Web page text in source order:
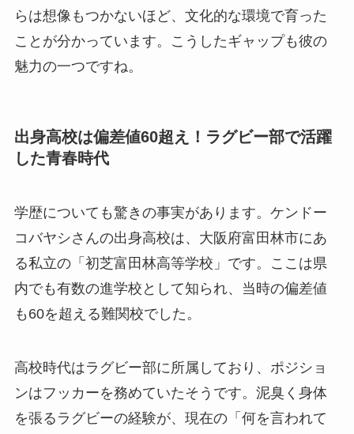
らは想像もつかないほど、文化的な環境で育った
ことが分かっています。こうしたギャップも彼の
魅力の一つですね。
出身高校は偏差値60超え！ラグビー部で活躍
した青春時代
学歴についても驚きの事実があります。ケンドー
コバヤシさんの出身高校は、大阪府富田林市にあ
る私立の「初芝富田林高等学校」です。ここは県
内でも有数の進学校として知られ、当時の偏差値
も60を超える難関校でした。
高校時代はラグビー部に所属しており、ポジショ
ンはフッカーを務めていたそうです。泥臭く身体
を張るラグビーの経験が、現在の「何を言われて